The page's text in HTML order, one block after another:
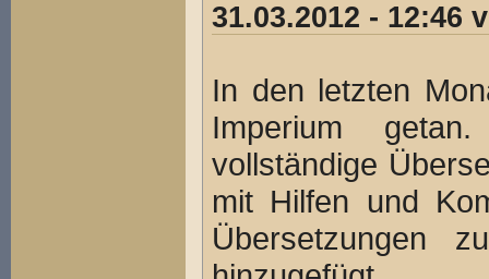
31.03.2012 - 12:46
In den letzten
Imperium
vollständige
mit Hilfen und
Übersetzungen